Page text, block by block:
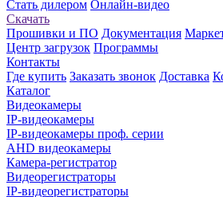
Стать дилером Онлайн-видео
Скачать
Прошивки и ПО Документация
Центр загрузок Программы
Контакты
Где купить Заказать звонок Доставка
Каталог
Видеокамеры
IP-видеокамеры
IP-видеокамеры проф. серии
AHD видеокамеры
Камера-регистратор
Видеорегистраторы
IP-видеорегистраторы